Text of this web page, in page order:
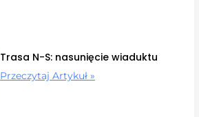
Trasa N-S: nasunięcie wiaduktu
Przeczytaj Artykuł »